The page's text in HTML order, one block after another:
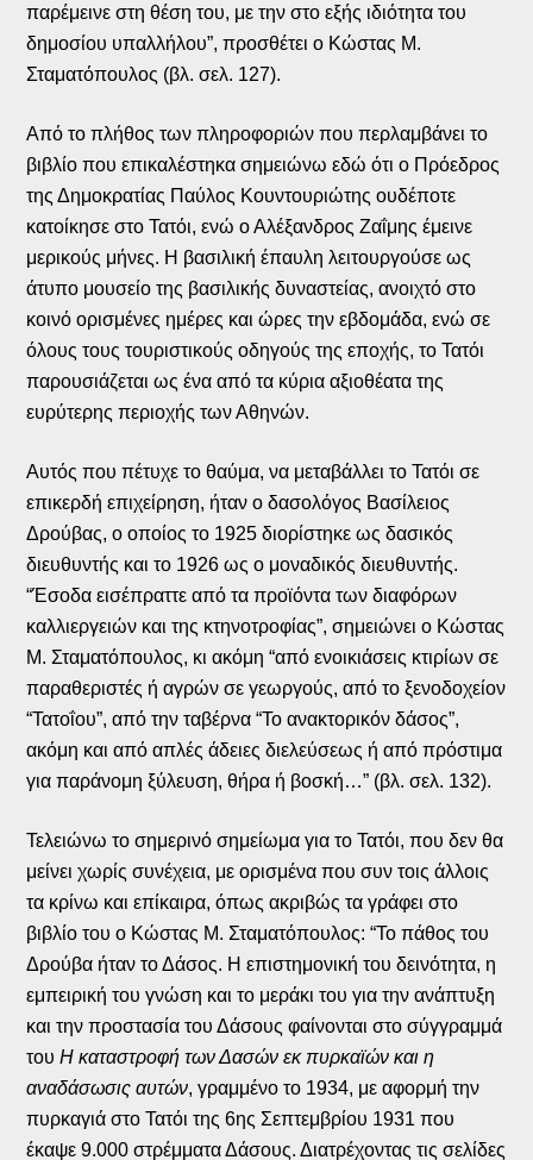
παρέμεινε στη θέση του, με την στο εξής ιδιότητα του
δημοσίου υπαλλήλου”, προσθέτει ο Κώστας Μ.
Σταματόπουλος (βλ. σελ. 127).
Από το πλήθος των πληροφοριών που περλαμβάνει το
βιβλίο που επικαλέστηκα σημειώνω εδώ ότι ο Πρόεδρος
της Δημοκρατίας Παύλος Κουντουριώτης ουδέποτε
κατοίκησε στο Τατόι, ενώ ο Αλέξανδρος Ζαΐμης έμεινε
μερικούς μήνες. Η βασιλική έπαυλη λειτουργούσε ως
άτυπο μουσείο της βασιλικής δυναστείας, ανοιχτό στο
κοινό ορισμένες ημέρες και ώρες την εβδομάδα, ενώ σε
όλους τους τουριστικούς οδηγούς της εποχής, το Τατόι
παρουσιάζεται ως ένα από τα κύρια αξιοθέατα της
ευρύτερης περιοχής των Αθηνών.
Αυτός που πέτυχε το θαύμα, να μεταβάλλει το Τατόι σε
επικερδή επιχείρηση, ήταν ο δασολόγος Βασίλειος
Δρούβας, ο οποίος το 1925 διορίστηκε ως δασικός
διευθυντής και το 1926 ως ο μοναδικός διευθυντής.
“Έσοδα εισέπραττε από τα προϊόντα των διαφόρων
καλλιεργειών και της κτηνοτροφίας”, σημειώνει ο Κώστας
Μ. Σταματόπουλος, κι ακόμη “από ενοικιάσεις κτιρίων σε
παραθεριστές ή αγρών σε γεωργούς, από το ξενοδοχείον
“Τατοΐου”, από την ταβέρνα “Το ανακτορικόν δάσος”,
ακόμη και από απλές άδειες διελεύσεως ή από πρόστιμα
για παράνομη ξύλευση, θήρα ή βοσκή…” (βλ. σελ. 132).
Τελειώνω το σημερινό σημείωμα για το Τατόι, που δεν θα
μείνει χωρίς συνέχεια, με ορισμένα που συν τοις άλλοις
τα κρίνω και επίκαιρα, όπως ακριβώς τα γράφει στο
βιβλίο του ο Κώστας Μ. Σταματόπουλος: “Το πάθος του
Δρούβα ήταν το Δάσος. Η επιστημονική του δεινότητα, η
εμπειρική του γνώση και το μεράκι του για την ανάπτυξη
και την προστασία του Δάσους φαίνονται στο σύγγραμμά
τουΗ καταστροφή των Δασών εκ πυρκαϊών και η
αναδάσωσις αυτών, γραμμένο το 1934, με αφορμή την
πυρκαγιά στο Τατόι της 6ης Σεπτεμβρίου 1931 που
έκαψε 9.000 στρέμματα Δάσους. Διατρέχοντας τις σελίδες